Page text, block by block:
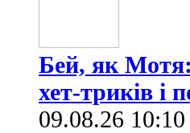
Бей, як
хет-триків і
09.08.26 10:10